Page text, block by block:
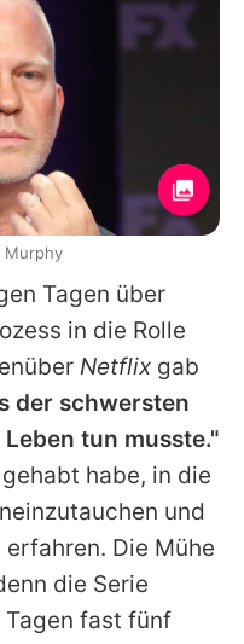
Tagen über
in die Rolle
Netflix gab
der schwersten
tun musste."
habe, in die
und
Die Mühe
die Serie
fast fünf
Murphy